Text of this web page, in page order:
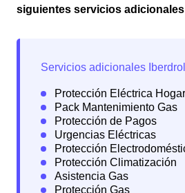
siguientes servicios adicionales